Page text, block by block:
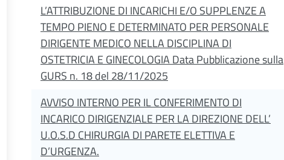
L’ATTRIBUZIONE DI INCARICHI E/O SUPPLENZE A
TEMPO PIENO E DETERMINATO PER PERSONALE
DIRIGENTE MEDICO NELLA DISCIPLINA DI
OSTETRICIA E GINECOLOGIA Data Pubblicazione sulla
GURS n. 18 del 28/11/2025
AVVISO INTERNO PER IL CONFERIMENTO DI
INCARICO DIRIGENZIALE PER LA DIREZIONE DELL’
U.O.S.D CHIRURGIA DI PARETE ELETTIVA E
D’URGENZA.